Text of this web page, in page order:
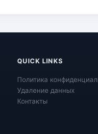
QUICK LINKS
Политика
Удаление данных
Контакты